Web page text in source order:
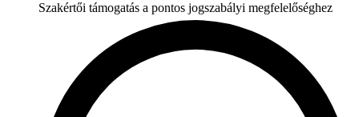
Szakértői támogatás a pontos jogszabályi megfelelőséghez